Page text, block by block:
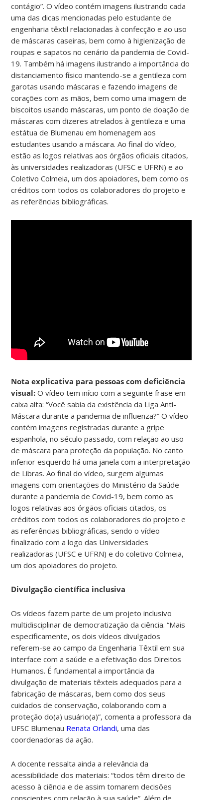
contágio”. O vídeo contém imagens ilustrando cada
uma das dicas mencionadas pelo estudante de
engenharia têxtil relacionadas à confecção e ao uso
de máscaras caseiras, bem como à higienização de
roupas e sapatos no cenário da pandemia de Covid-
19. Também há imagens ilustrando a importância do
distanciamento físico mantendo-se a gentileza com
garotas usando máscaras e fazendo imagens de
corações com as mãos, bem como uma imagem de
biscoitos usando máscaras, um ponto de doação de
máscaras com dizeres atrelados à gentileza e uma
estátua de Blumenau em homenagem aos
estudantes usando a máscara. Ao final do vídeo,
estão as logos relativas aos órgãos oficiais citados,
às universidades realizadoras (UFSC e UFRN) e ao
Coletivo Colmeia, um dos apoiadores, bem como os
créditos com todos os colaboradores do projeto e
as referências bibliográficas.
Nota explicativa para pessoas com deficiência
visual:O vídeo tem início com a seguinte frase em
caixa alta: “Você sabia da existência da Liga Anti-
Máscara durante a pandemia de influenza?” O vídeo
contém imagens registradas durante a gripe
espanhola, no século passado, com relação ao uso
de máscara para proteção da população. No canto
inferior esquerdo há uma janela com a interpretação
de Libras. Ao final do vídeo, surgem algumas
imagens com orientações do Ministério da Saúde
durante a pandemia de Covid-19, bem como as
logos relativas aos órgãos oficiais citados, os
créditos com todos os colaboradores do projeto e
as referências bibliográficas, sendo o vídeo
finalizado com a logo das Universidades
realizadoras (UFSC e UFRN) e do coletivo Colmeia,
um dos apoiadores do projeto.
Divulgação científica inclusiva
Os vídeos fazem parte de um projeto inclusivo
multidisciplinar de democratização da ciência. “Mais
especificamente, os dois vídeos divulgados
referem-se ao campo da Engenharia Têxtil em sua
interface com a saúde e a efetivação dos Direitos
Humanos. É fundamental a importância da
divulgação de materiais têxteis adequados para a
fabricação de máscaras, bem como dos seus
cuidados de conservação, colaborando com a
proteção do(a) usuário(a)”, comenta a professora da
UFSC Blumenau Renata Orlandi, uma das
coordenadoras da ação.
A docente ressalta ainda a relevância da
acessibilidade dos materiais: “todos têm direito de
acesso à ciência e de assim tomarem decisões
conscientes com relação à sua saúde”. Além de